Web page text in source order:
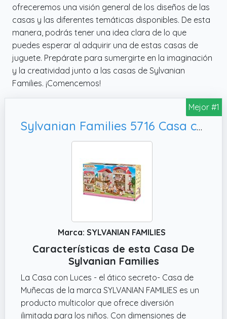
ofreceremos una visión general de los diseños de las
casas y las diferentes temáticas disponibles. De esta
manera, podrás tener una idea clara de lo que
puedes esperar al adquirir una de estas casas de
juguete. Prepárate para sumergirte en la imaginación
y la creatividad junto a las casas de Sylvanian
Families. ¡Comencemos!
Mejor #1
Sylvanian Families 5716 Casa con Luces - el ático secreto- Casa de Muñecas
Marca: SYLVANIAN FAMILIES
Características de esta Casa De
Sylvanian Families
La Casa con Luces - el ático secreto- Casa de
Muñecas de la marca SYLVANIAN FAMILIES es un
producto multicolor que ofrece diversión
ilimitada para los niños. Con dimensiones de